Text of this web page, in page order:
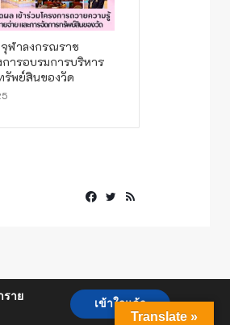
ฬาลงกรณราช
ารอบรมการบริหาร
พย์สินของวัด
Facebook
Twitter
RSS
Translate »
ราย
เข้าใจแล้ว